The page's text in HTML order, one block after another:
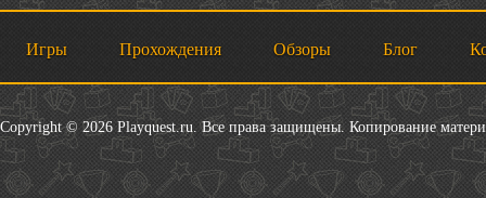
Игры Прохождения Обзоры Блог
Copyright © 2026 Playquest.ru. Все права защищены. Копирование